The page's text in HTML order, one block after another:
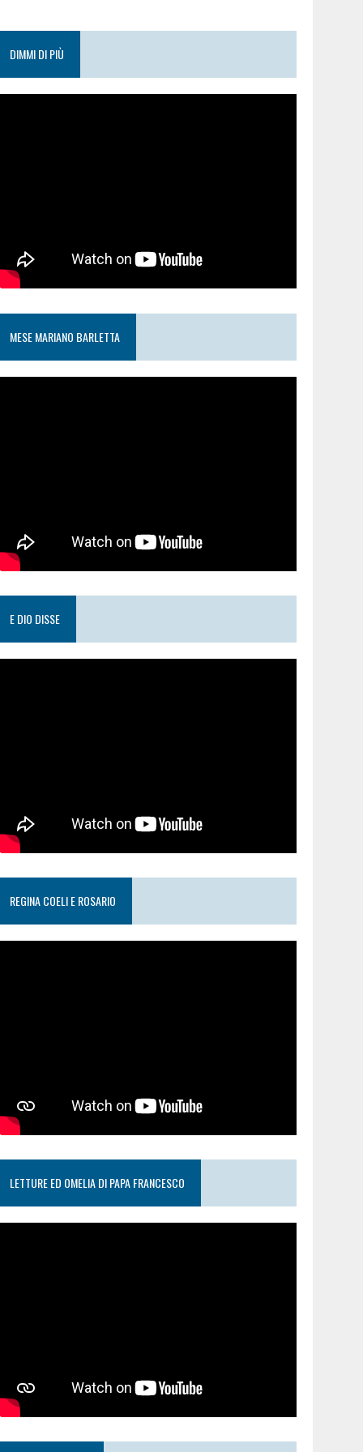
DIMMI DI PIÙ
MESE MARIANO BARLETTA
E DIO DISSE
REGINA COELI E ROSARIO
LETTURE ED OMELIA DI PAPA FRANCESCO